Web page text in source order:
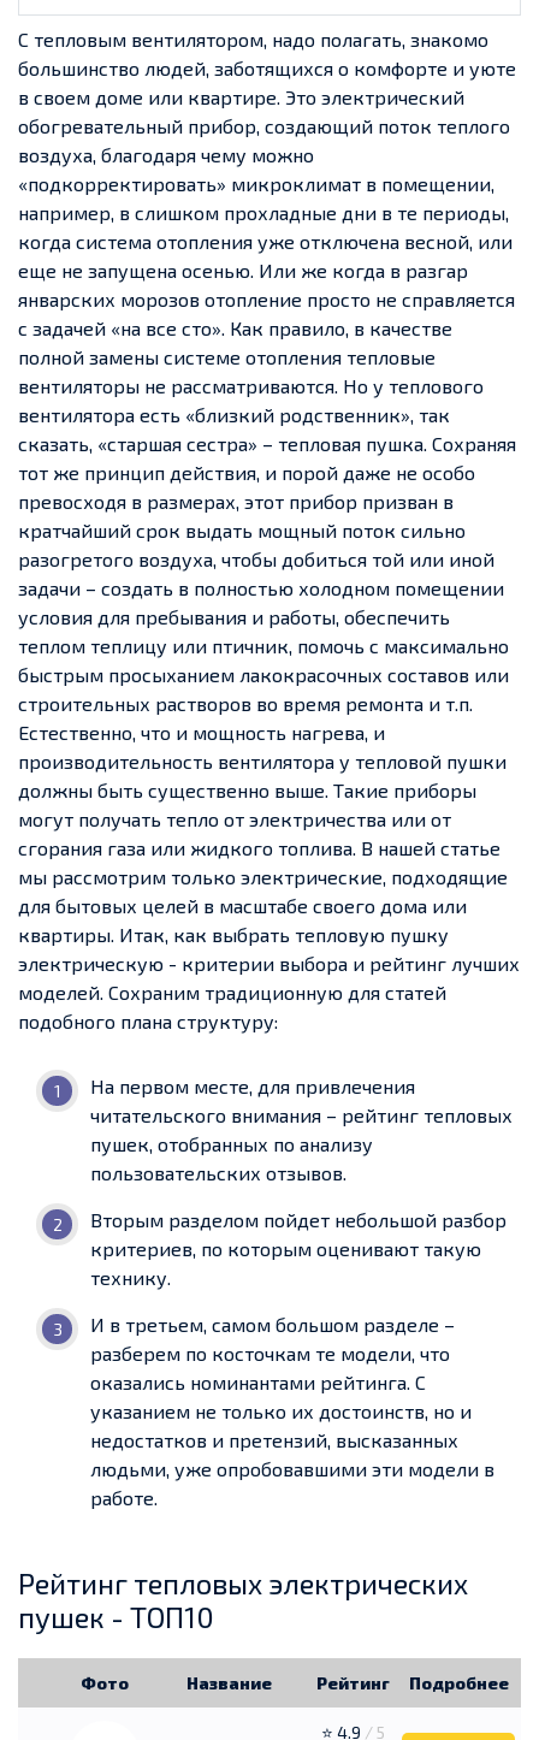
С тепловым вентилятором, надо полагать, знакомо
большинство людей, заботящихся о комфорте и уюте
в своем доме или квартире. Это электрический
обогревательный прибор, создающий поток теплого
воздуха, благодаря чему можно
«подкорректировать» микроклимат в помещении,
например, в слишком прохладные дни в те периоды,
когда система отопления уже отключена весной, или
еще не запущена осенью. Или же когда в разгар
январских морозов отопление просто не справляется
с задачей «на все сто». Как правило, в качестве
полной замены системе отопления тепловые
вентиляторы не рассматриваются. Но у теплового
вентилятора есть «близкий родственник», так
сказать, «старшая сестра» – тепловая пушка. Сохраняя
тот же принцип действия, и порой даже не особо
превосходя в размерах, этот прибор призван в
кратчайший срок выдать мощный поток сильно
разогретого воздуха, чтобы добиться той или иной
задачи – создать в полностью холодном помещении
условия для пребывания и работы, обеспечить
теплом теплицу или птичник, помочь с максимально
быстрым просыханием лакокрасочных составов или
строительных растворов во время ремонта и т.п.
Естественно, что и мощность нагрева, и
производительность вентилятора у тепловой пушки
должны быть существенно выше. Такие приборы
могут получать тепло от электричества или от
сгорания газа или жидкого топлива. В нашей статье
мы рассмотрим только электрические, подходящие
для бытовых целей в масштабе своего дома или
квартиры. Итак, как выбрать тепловую пушку
электрическую - критерии выбора и рейтинг лучших
моделей. Сохраним традиционную для статей
подобного плана структуру:
На первом месте, для привлечения
читательского внимания – рейтинг тепловых
пушек, отобранных по анализу
пользовательских отзывов.
Вторым разделом пойдет небольшой разбор
критериев, по которым оценивают такую
технику.
И в третьем, самом большом разделе –
разберем по косточкам те модели, что
оказались номинантами рейтинга. С
указанием не только их достоинств, но и
недостатков и претензий, высказанных
людьми, уже опробовавшими эти модели в
работе.
Рейтинг тепловых электрических
пушек - ТОП10
Фото Название Рейтинг Подробнее
⭐ 4.9 / 5